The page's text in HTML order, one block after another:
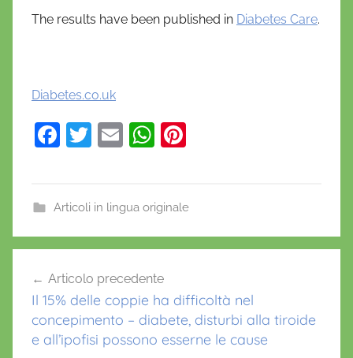
The results have been published in Diabetes Care.
Diabetes.co.uk
F
e
b
o
k
T
er
E
l
W
s
A
p
e
st
Articoli in lingua originale
articoli
Articolo precedente
Il 15% delle coppie ha difficoltà nel
concepimento – diabete, disturbi alla tiroide
e all’ipofisi possono esserne le cause